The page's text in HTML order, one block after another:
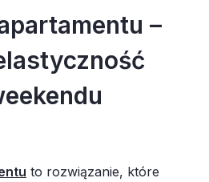
–
to rozwiązanie, które